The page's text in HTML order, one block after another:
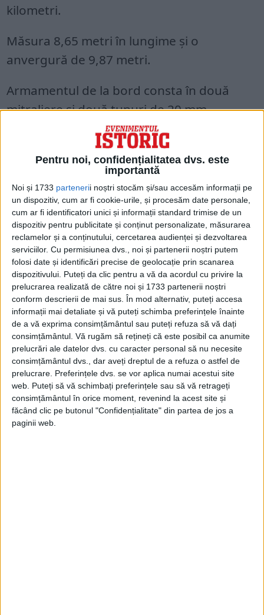
Pentru noi, confidențialitatea dvs. este
importantă
Noi și 1733 partenerii noștri stocăm și/sau accesăm informații pe
un dispozitiv, cum ar fi cookie-urile, și procesăm date personale,
cum ar fi identificatori unici și informații standard trimise de un
dispozitiv pentru publicitate și conținut personalizate, măsurarea
reclamelor și a conținutului, cercetarea audienței și dezvoltarea
serviciilor. Cu permisiunea dvs., noi și partenerii noștri putem
folosi date și identificări precise de geolocație prin scanarea
dispozitivului. Puteți da clic pentru a vă da acordul cu privire la
prelucrarea realizată de către noi și 1733 partenerii noștri
conform descrierii de mai sus. În mod alternativ, puteți accesa
informații mai detaliate și vă puteți schimba preferințele înainte
de a vă exprima consimțământul sau puteți refuza să vă dați
consimțământul. Vă rugăm să rețineți că este posibil ca anumite
prelucrări ale datelor dvs. cu caracter personal să nu necesite
consimțământul dvs., dar aveți dreptul de a refuza o astfel de
prelucrare. Preferințele dvs. se vor aplica numai acestui site
web. Puteți să vă schimbați preferințele sau să vă retrageți
consimțământul în orice moment, revenind la acest site și
făcând clic pe butonul "Confidențialitate" din partea de jos a
paginii web.
kilometri.
Măsura 8,65 metri în lungime și o
anvergură de 9,87 metri.
Armamentul de la bord consta în două
mitraliere și două tunuri de 20 mm.
Potrivit RareHistoricalPhotos, primul Bf
109A a fost utilizat în timpul războiului civil
În septembrie 1939, Bf 109 a devenit
principalul avion de vânătoare al Luftwaffe,
înlocuind aparatele biplan, și a contribuit la
superioritatea aeriană a Wehrmacht-ului în
Blitzkrieg.